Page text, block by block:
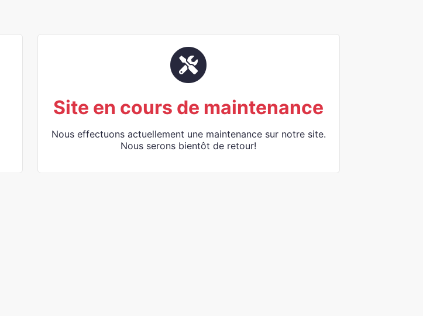
Site en cours de maintenance
Nous effectuons actuellement une maintenance sur notre site.
Nous serons bientôt de retour!